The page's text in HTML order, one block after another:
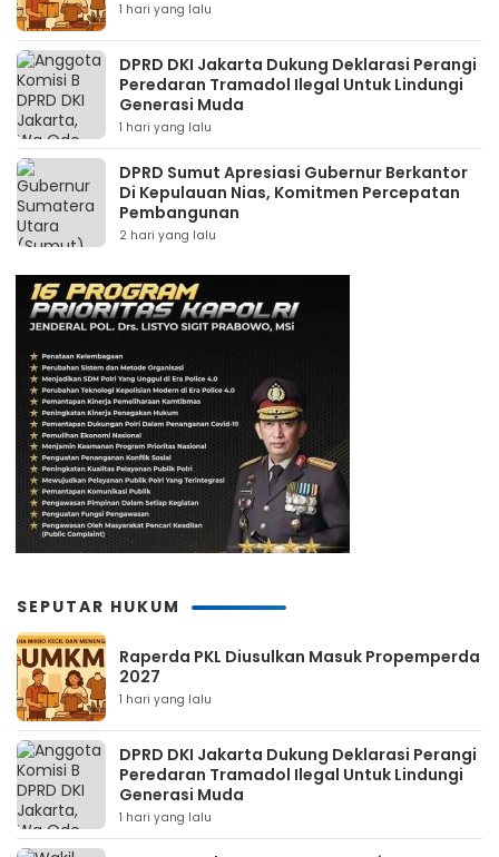
1 hari yang lalu
DPRD DKI Jakarta Dukung Deklarasi Perangi
Peredaran Tramadol Ilegal Untuk Lindungi
Generasi Muda
1 hari yang lalu
DPRD Sumut Apresiasi Gubernur Berkantor
Di Kepulauan Nias, Komitmen Percepatan
Pembangunan
2 hari yang lalu
SEPUTAR HUKUM
Raperda PKL Diusulkan Masuk Propemperda
2027
1 hari yang lalu
DPRD DKI Jakarta Dukung Deklarasi Perangi
Peredaran Tramadol Ilegal Untuk Lindungi
Generasi Muda
1 hari yang lalu